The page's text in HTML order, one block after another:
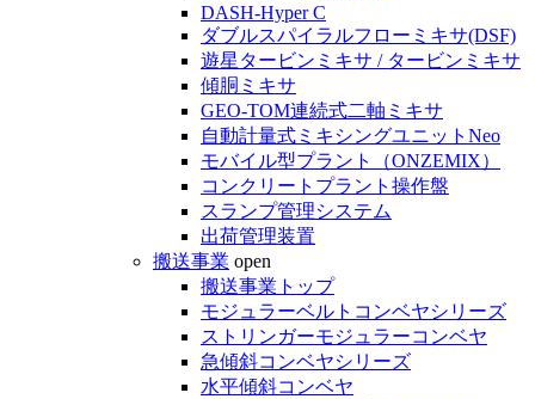
DASH-Hyper C
ダブルスパイラルフローミキサ(DSF)
遊星タービンミキサ / タービンミキサ
傾胴ミキサ
GEO-TOM連続式二軸ミキサ
自動計量式ミキシングユニットNeo
モバイル型プラント（ONZEMIX）
コンクリートプラント操作盤
スランプ管理システム
出荷管理装置
搬送事業 open
搬送事業トップ
モジュラーベルトコンベヤシリーズ
ストリンガーモジュラーコンベヤ
急傾斜コンベヤシリーズ
水平傾斜コンベヤ